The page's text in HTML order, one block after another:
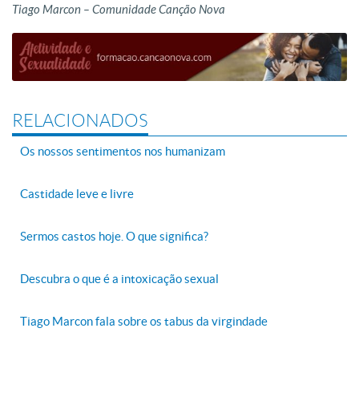
Tiago Marcon – Comunidade Canção Nova
RELACIONADOS
Os nossos sentimentos nos humanizam
Castidade leve e livre
Sermos castos hoje. O que significa?
Descubra o que é a intoxicação sexual
Tiago Marcon fala sobre os tabus da virgindade